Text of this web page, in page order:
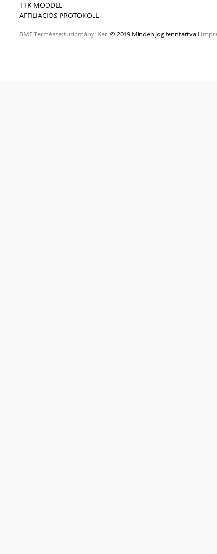
TTK MOODLE
AFFILIÁCIÓS PROTOKOLL
BMETermészettudományi Kar © 2019 Minden jog fenntartva I